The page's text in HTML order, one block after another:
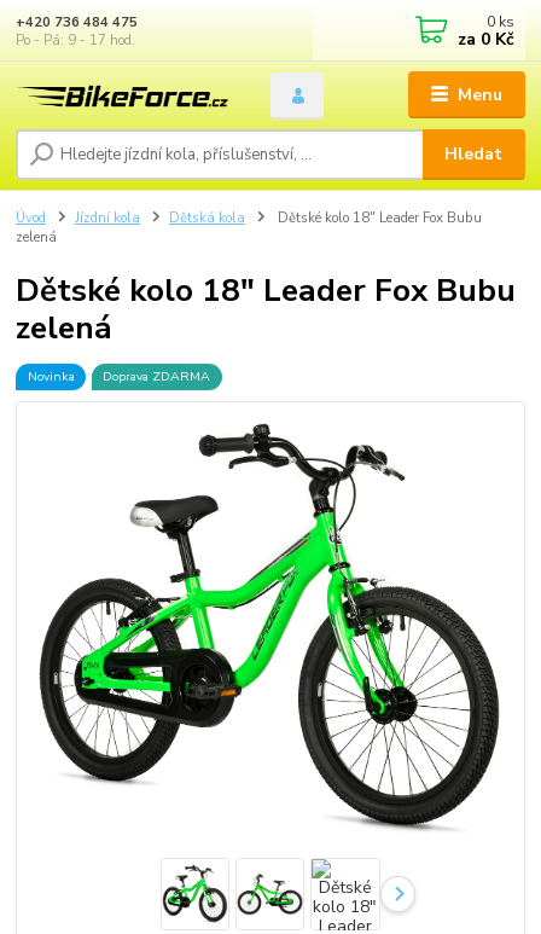
Menu
Hledat
+420 736 484 475
Po - Pá: 9 - 17 hod.
0 ks
za 0 Kč
Úvod Jízdní kola Dětská kola
Dětské kolo 18" Leader Fox Bubu
zelená
Dětské kolo 18" Leader Fox Bubu
zelená
Novinka Doprava ZDARMA